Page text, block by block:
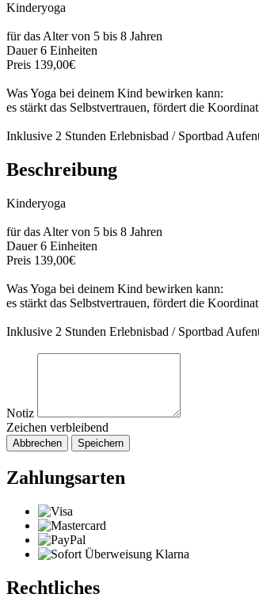
Kinderyoga
für das Alter von 5 bis 8 Jahren
Dauer 6 Einheiten
Preis 139,00€
Was Yoga bei deinem Kind bewirken kann:
es stärkt das Selbstvertrauen, fördert die
Inklusive 2 Stunden Erlebnisbad / Sportbad
Beschreibung
Kinderyoga
für das Alter von 5 bis 8 Jahren
Dauer 6 Einheiten
Preis 139,00€
Was Yoga bei deinem Kind bewirken kann:
es stärkt das Selbstvertrauen, fördert die
Inklusive 2 Stunden Erlebnisbad / Sportbad
Notiz
Zeichen verbleibend
Abbrechen Speichern
Zahlungsarten
Rechtliches